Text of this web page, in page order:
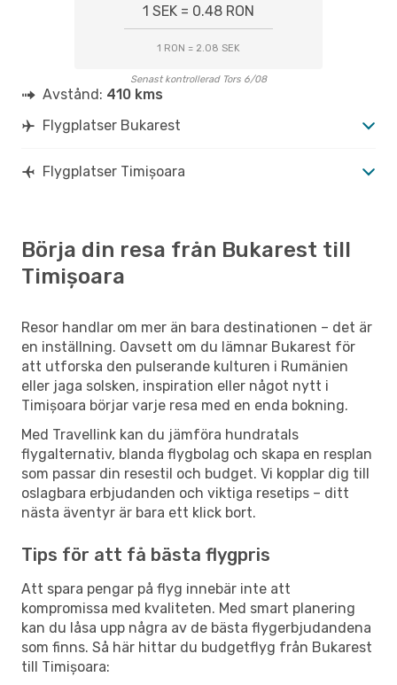
1 SEK = 0.48 RON
1 RON = 2.08 SEK
Senast kontrollerad Tors 6/08
Avstånd: 410 kms
Flygplatser Bukarest
Flygplatser Timișoara
Börja din resa från Bukarest till
Timișoara
Resor handlar om mer än bara destinationen – det är
en inställning. Oavsett om du lämnar Bukarest för
att utforska den pulserande kulturen i Rumänien
eller jaga solsken, inspiration eller något nytt i
Timișoara börjar varje resa med en enda bokning.
Med Travellink kan du jämföra hundratals
flygalternativ, blanda flygbolag och skapa en resplan
som passar din resestil och budget. Vi kopplar dig till
oslagbara erbjudanden och viktiga resetips – ditt
nästa äventyr är bara ett klick bort.
Tips för att få bästa flygpris
Att spara pengar på flyg innebär inte att
kompromissa med kvaliteten. Med smart planering
kan du låsa upp några av de bästa flygerbjudandena
som finns. Så här hittar du budgetflyg från Bukarest
till Timișoara: